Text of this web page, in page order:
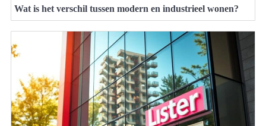
Wat is het verschil tussen modern en industrieel wonen?